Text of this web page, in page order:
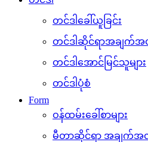
တင်ဒါခေါ်ယူခြင်း
တင်ဒါဆိုင်ရာအချက်အ
တင်ဒါအောင်မြင်သူများ
တင်ဒါပုံစံ
Form
ဝန်ထမ်းခေါ်စာများ
မီတာဆိုင်ရာ အချက်အ